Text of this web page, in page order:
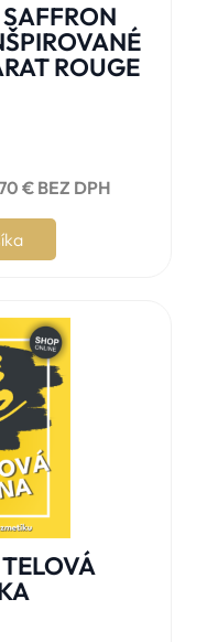
ROUGE
€ BEZ DPH